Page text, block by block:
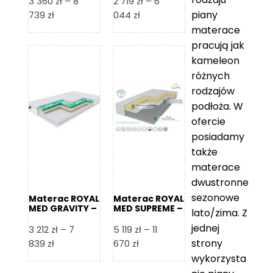
739 złZakres
od
8
739 zł
044 złZakres
od
6
044 zł
Materac ROYAL
MED GRAVITY –
3 212 zł – 7
839 złZakres
Materac ROYAL
MED SUPREME –
5 119 zł – 11
670 złZakres
piany
materace
pracują jak
kameleon
różnych
rodzajów
podłoża. W
ofercie
posiadamy
także
materace
dwustronne
sezonowe
lato/zima. Z
jednej
strony
wykorzysta